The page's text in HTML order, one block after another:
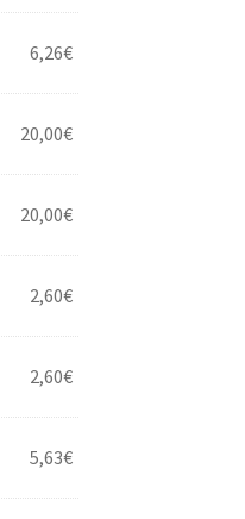
6,26€
20,00€
20,00€
2,60€
2,60€
5,63€